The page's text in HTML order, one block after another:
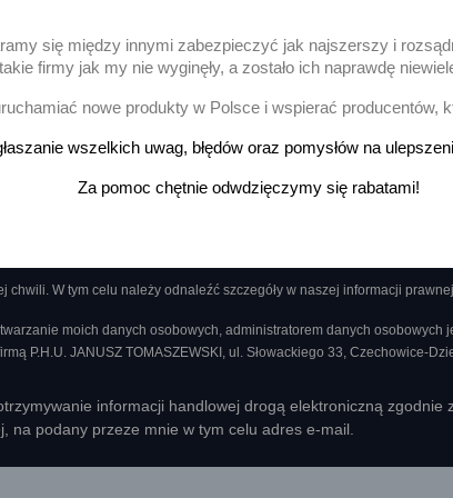
o nowościach i wyprzedażach
chwili. W tym celu należy odnaleźć szczegóły w naszej informacji
moich danych osobowych, administratorem danych osobowych
P.H.U. JANUSZ TOMASZEWSKI, ul. Słowackiego 33, Czechowice-
informacji handlowej drogą elektroniczną zgodnie
na podany przeze mnie w tym celu adres e-mail.
się między innymi zabezpieczyć jak najszerszy i
firmy jak my nie wyginęły, a zostało ich naprawdę
nowe produkty w Polsce i wspierać producentów,
wszelkich uwag, błędów oraz pomysłów na
Za pomoc chętnie odwdzięczymy się rabatami!